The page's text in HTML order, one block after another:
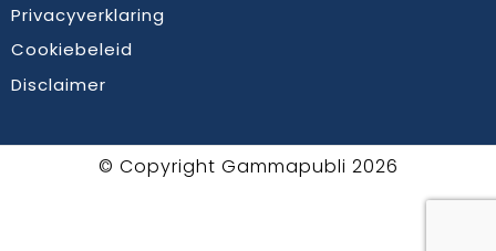
Privacyverklaring
Cookiebeleid
Disclaimer
© Copyright Gammapubli 2026